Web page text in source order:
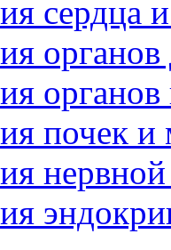
сердца
почек